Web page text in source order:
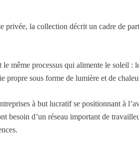
privée, la collection décrit un cadre de
même processus qui alimente le soleil :
propre sous forme de lumière et de
à but lucratif se positionnant à
besoin d’un réseau important de